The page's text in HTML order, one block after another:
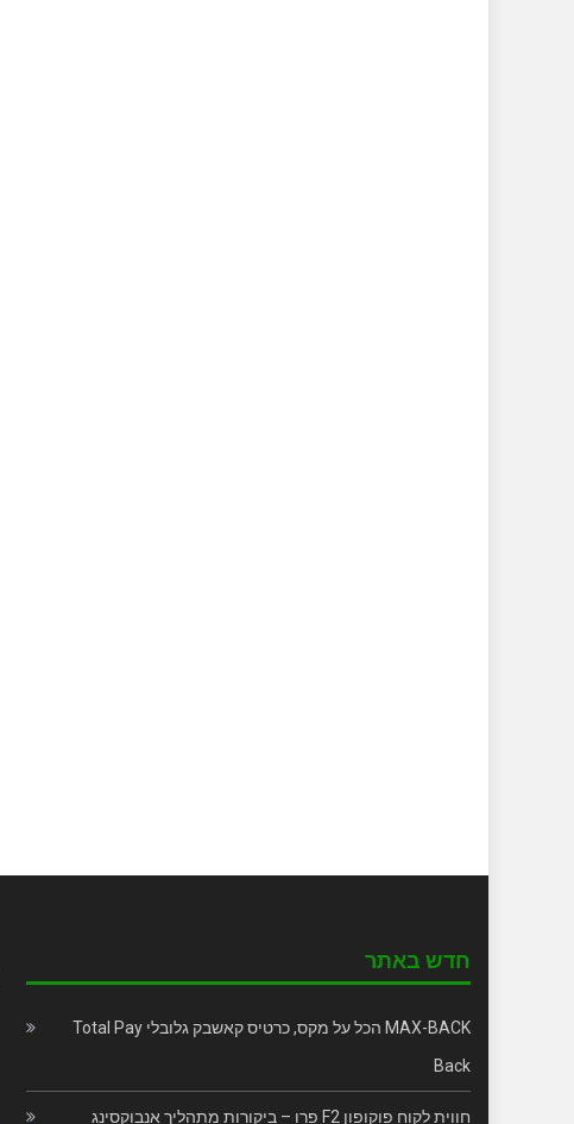
חדש באתר
MAX-BACK הכל על מקס, כרטיס קאשבק גלובלי Total Pay
Back
חווית לקוח פוקופון F2 פרו – ביקורות מתהליך אנבוקסינג